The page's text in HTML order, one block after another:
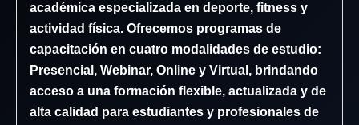
académica especializada en deporte, fitness y
actividad física. Ofrecemos programas de
capacitación en cuatro modalidades de estudio:
Presencial, Webinar, Online y Virtual, brindando
acceso a una formación flexible, actualizada y de
alta calidad para estudiantes y profesionales de